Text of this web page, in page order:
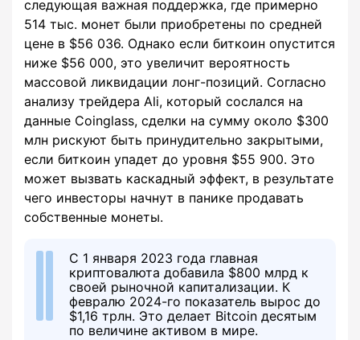
следующая важная поддержка, где примерно
514 тыс. монет были приобретены по средней
цене в $56 036. Однако если биткоин опустится
ниже $56 000, это увеличит вероятность
массовой ликвидации лонг-позиций. Согласно
анализу трейдера Ali, который сослался на
данные Coinglass, сделки на сумму около $300
млн рискуют быть принудительно закрытыми,
если биткоин упадет до уровня $55 900. Это
может вызвать каскадный эффект, в результате
чего инвесторы начнут в панике продавать
собственные монеты.
С 1 января 2023 года главная
криптовалюта добавила $800 млрд к
своей рыночной капитализации. К
февралю 2024-го показатель вырос до
$1,16 трлн. Это делает Bitcoin десятым
по величине активом в мире.